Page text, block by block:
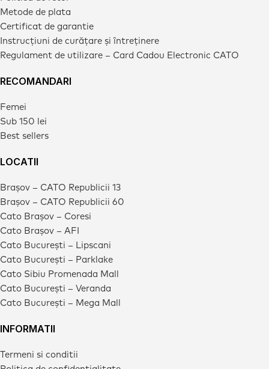
Metode de plata
Certificat de garantie
Instrucțiuni de curățare și întreținere
Regulament de utilizare – Card Cadou Electronic CATO
RECOMANDARI
Femei
Sub 150 lei
Best sellers
LOCATII
Brașov – CATO Republicii 13
Brașov – CATO Republicii 60
Cato Brașov – Coresi
Cato Brașov – AFI
Cato București – Lipscani
Cato București – Parklake
Cato Sibiu Promenada Mall
Cato București – Veranda
Cato București – Mega Mall
INFORMATII
Termeni si conditii